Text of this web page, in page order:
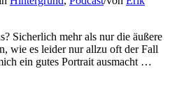
Sicherlich mehr als nur die äußere
wie es leider nur allzu oft der Fall
ein gutes Portrait ausmacht …